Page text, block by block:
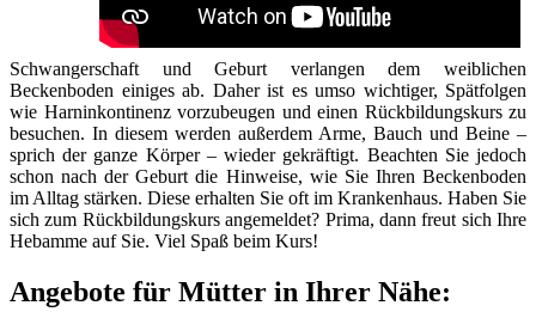
Schwangerschaft und Geburt verlangen dem weiblichen
Beckenboden einiges ab. Daher ist es umso wichtiger, Spätfolgen
wie Harninkontinenz vorzubeugen und einen Rückbildungskurs zu
besuchen. In diesem werden außerdem Arme, Bauch und Beine –
sprich der ganze Körper – wieder gekräftigt. Beachten Sie jedoch
schon nach der Geburt die Hinweise, wie Sie Ihren Beckenboden
im Alltag stärken. Diese erhalten Sie oft im Krankenhaus. Haben Sie
sich zum Rückbildungskurs angemeldet? Prima, dann freut sich Ihre
Hebamme auf Sie. Viel Spaß beim Kurs!
Angebote für Mütter in Ihrer Nähe: